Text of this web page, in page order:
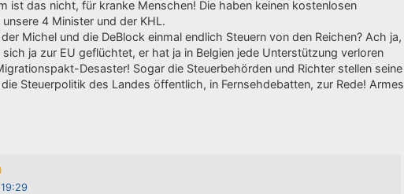
ist das nicht, für kranke Menschen! Die haben keinen kostenlosen
4 Minister und der KHL.
Michel und die DeBlock einmal endlich Steuern von den Reichen? Ach ja,
ja zur EU geflüchtet, er hat ja in Belgien jede Unterstützung verloren
Desaster! Sogar die Steuerbehörden und Richter stellen seine
Steuerpolitik des Landes öffentlich, in Fernsehdebatten, zur Rede! Armes